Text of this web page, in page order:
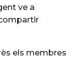
ve a
els membres